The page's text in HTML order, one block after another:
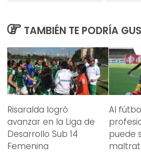
TAMBIÉN TE PODRÍA
Risaralda logró
avanzar en la Liga de
Desarrollo Sub 14
Femenina
Al
puede